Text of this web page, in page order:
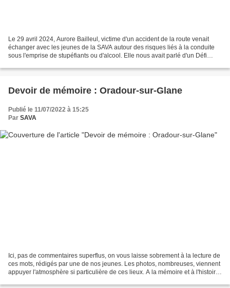
Le 29 avril 2024, Aurore Bailleul, victime d'un accident de la route venait
échanger avec les jeunes de la SAVA autour des risques liés à la conduite
sous l'emprise de stupéfiants ou d'alcool. Elle nous avait parlé d'un Défi
Devoir de mémoire : Oradour-sur-Glane
Publié le 11/07/2022 à 15:25
Par SAVA
Ici, pas de commentaires superflus, on vous laisse sobrement à la lecture de
ces mots, rédigés par une de nos jeunes. Les photos, nombreuses, viennent
appuyer l'atmosphère si particulière de ces lieux. A la mémoire et à l'histoire.